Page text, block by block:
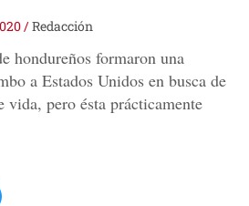
/Redacción
hondureños formaron una
a Estados Unidos en busca de
vida, pero ésta prácticamente